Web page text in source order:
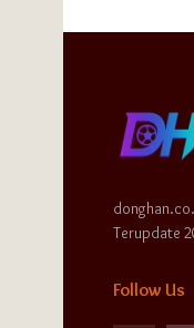
Terupdate
Follow Us